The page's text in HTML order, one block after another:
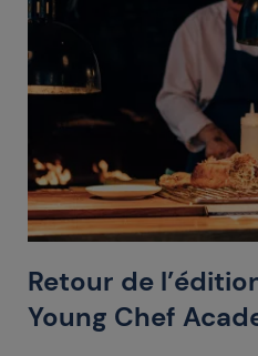
Retour de
Young Chef